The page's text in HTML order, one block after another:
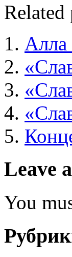
Related
Leave
You